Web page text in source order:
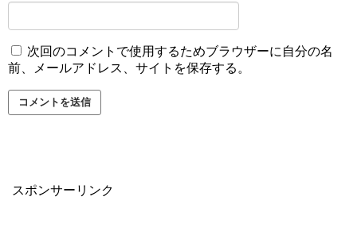
次回のコメントで使用するためブラウザーに自分の名
前、メールアドレス、サイトを保存する。
スポンサーリンク